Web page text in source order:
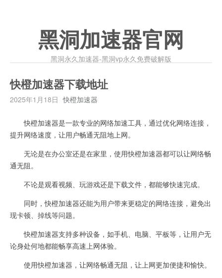
黑洞加速器官网
黑洞永久加速器-黑洞vp永久免费破解版
快橙加速器下载地址
2025年1月18日 快橙加速器
快橙加速器是一款专业的网络加速工具，通过优化网络连接，
提升网络速度，让用户畅通无阻地上网。
无论是在办公室还是在家里，使用快橙加速器都可以让网络畅
通无阻。
不论是观看视频、玩游戏还是下载文件，都能够快速完成。
同时，快橙加速器还能为用户带来更稳定的网络连接，避免出
现卡顿、掉线等问题。
快橙加速器支持多种设备，如手机、电脑、平板等，让用户无
论身处何地都能畅享高速上网体验。
使用快橙加速器，让网络畅通无阻，让上网更加便捷和愉快。